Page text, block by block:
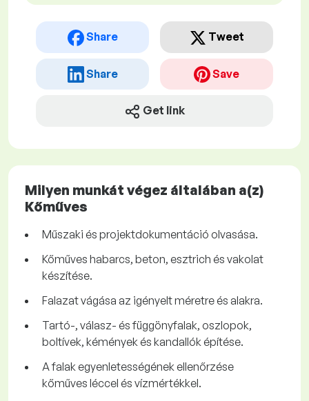
Share Tweet
Share Save
Get link
Milyen munkát végez általában a(z)
Kőműves
Műszaki és projektdokumentáció olvasása.
Kőműves habarcs, beton, esztrich és vakolat
készítése.
Falazat vágása az igényelt méretre és alakra.
Tartó-, válasz- és függönyfalak, oszlopok,
boltívek, kémények és kandallók építése.
A falak egyenletességének ellenőrzése
kőműves léccel és vízmértékkel.